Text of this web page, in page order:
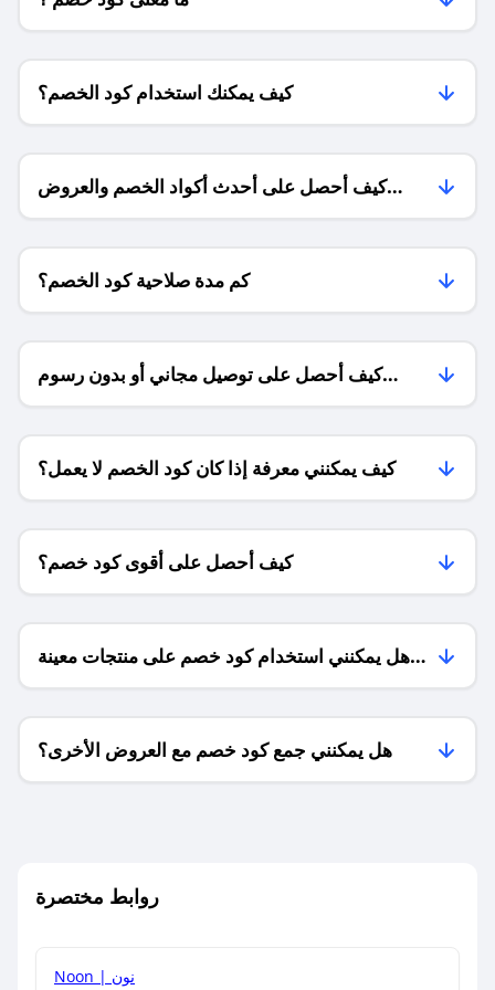
كيف يمكنك استخدام كود الخصم؟
كيف أحصل على أحدث أكواد الخصم والعروض
للمتاجر؟
كم مدة صلاحية كود الخصم؟
كيف أحصل على توصيل مجاني أو بدون رسوم
الشحن ؟
كيف يمكنني معرفة إذا كان كود الخصم لا يعمل؟
كيف أحصل على أقوى كود خصم؟
هل يمكنني استخدام كود خصم على منتجات معينة
فقط؟
هل يمكنني جمع كود خصم مع العروض الأخرى؟
روابط مختصرة
Noon | نون